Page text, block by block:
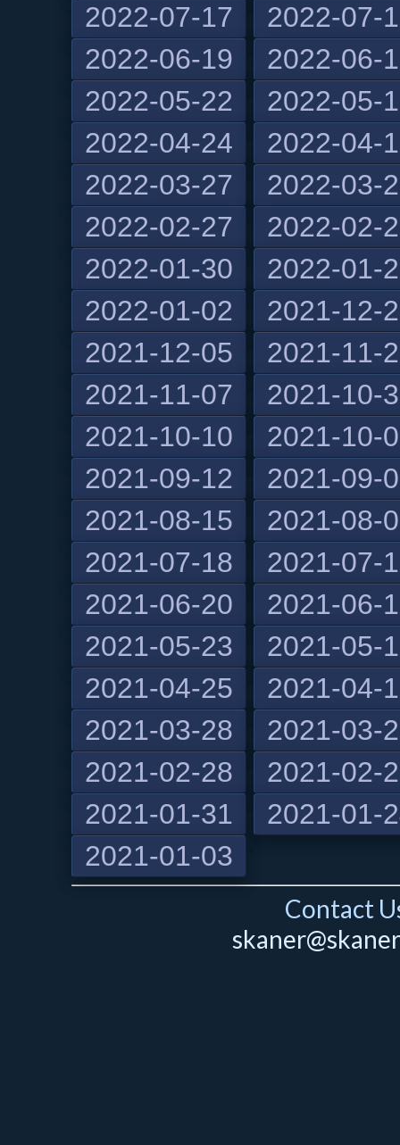
2022-07-17
2022-07-
2022-06-19
2022-06-
2022-05-22
2022-05-
2022-04-24
2022-04-
2022-03-27
2022-03-
2022-02-27
2022-02-
2022-01-30
2022-01-
2022-01-02
2021-12-
2021-12-05
2021-11-
2021-11-07
2021-10-
2021-10-10
2021-10-
2021-09-12
2021-09-
2021-08-15
2021-08-
2021-07-18
2021-07-
2021-06-20
2021-06-
2021-05-23
2021-05-
2021-04-25
2021-04-
2021-03-28
2021-03-
2021-02-28
2021-02-
2021-01-31
2021-01-
2021-01-03
Contact